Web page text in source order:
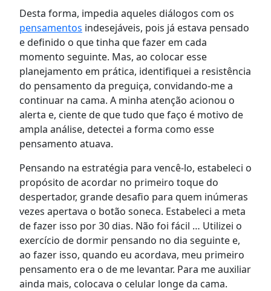
Desta forma, impedia aqueles diálogos com os
pensamentos indesejáveis, pois já estava pensado
e definido o que tinha que fazer em cada
momento seguinte. Mas, ao colocar esse
planejamento em prática, identifiquei a resistência
do pensamento da preguiça, convidando-me a
continuar na cama. A minha atenção acionou o
alerta e, ciente de que tudo que faço é motivo de
ampla análise, detectei a forma como esse
pensamento atuava.
Pensando na estratégia para vencê-lo, estabeleci o
propósito de acordar no primeiro toque do
despertador, grande desafio para quem inúmeras
vezes apertava o botão soneca. Estabeleci a meta
de fazer isso por 30 dias. Não foi fácil … Utilizei o
exercício de dormir pensando no dia seguinte e,
ao fazer isso, quando eu acordava, meu primeiro
pensamento era o de me levantar. Para me auxiliar
ainda mais, colocava o celular longe da cama.